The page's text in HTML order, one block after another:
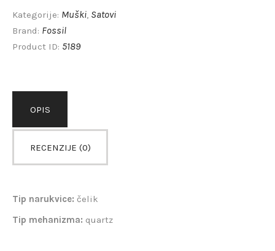
Kategorije: Muški, Satovi
Brand: Fossil
Product ID: 5189
OPIS
RECENZIJE (0)
Tip narukvice: čelik
Tip mehanizma: quartz